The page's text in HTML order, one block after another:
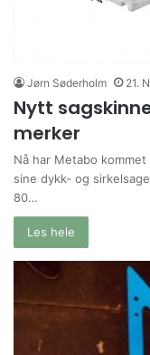
Jørn Søderholm 21.
Nytt
merker
Nå har Metabo
sine dykk- og
80…
Les hele